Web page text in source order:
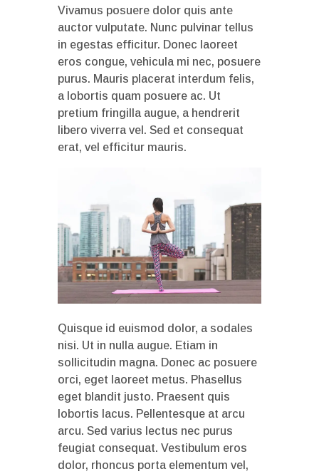
Vivamus posuere dolor quis ante
auctor vulputate. Nunc pulvinar tellus
in egestas efficitur. Donec laoreet
eros congue, vehicula mi nec, posuere
purus. Mauris placerat interdum felis,
a lobortis quam posuere ac. Ut
pretium fringilla augue, a hendrerit
libero viverra vel. Sed et consequat
erat, vel efficitur mauris.
Quisque id euismod dolor, a sodales
nisi. Ut in nulla augue. Etiam in
sollicitudin magna. Donec ac posuere
orci, eget laoreet metus. Phasellus
eget blandit justo. Praesent quis
lobortis lacus. Pellentesque at arcu
arcu. Sed varius lectus nec purus
feugiat consequat. Vestibulum eros
dolor, rhoncus porta elementum vel,